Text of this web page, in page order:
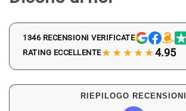
1346 RECENSIONI VERIFICATE
RATING ECCELLENTE★★★★★4.95
RIEPILOGO RECENSIONI